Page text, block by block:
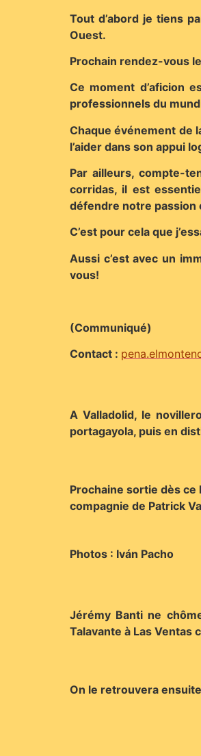
Tout d’abord je tiens
Ouest.
Prochain rendez-vous
Ce moment d’aficion
professionnels du
Chaque événement de
l’aider dans son appui
Par ailleurs, compte-
corridas, il est
défendre notre passion
C’est pour cela que
Aussi c’est avec un
vous!
(Communiqué)
Contact :
A Valladolid, le
portagayola, puis en
Prochaine sortie dès ce
compagnie de Patrick
Photos : Iván Pacho
Jérémy Banti ne
Talavante à Las Ventas
On le retrouvera